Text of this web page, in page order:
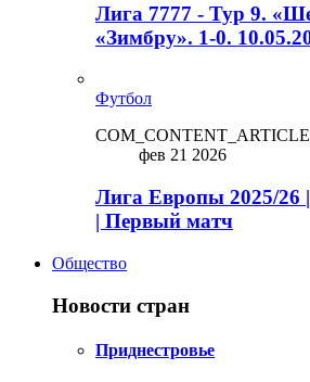
Лига 7777 - Тур 9.
«Зимбру». 1-0.
Футбол
фев 21 2026
Лига Европы 2025/26
| Первый матч
Общество
Новости стран
Приднестровье